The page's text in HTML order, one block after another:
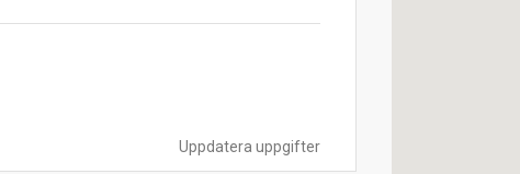
Uppdatera uppgifter